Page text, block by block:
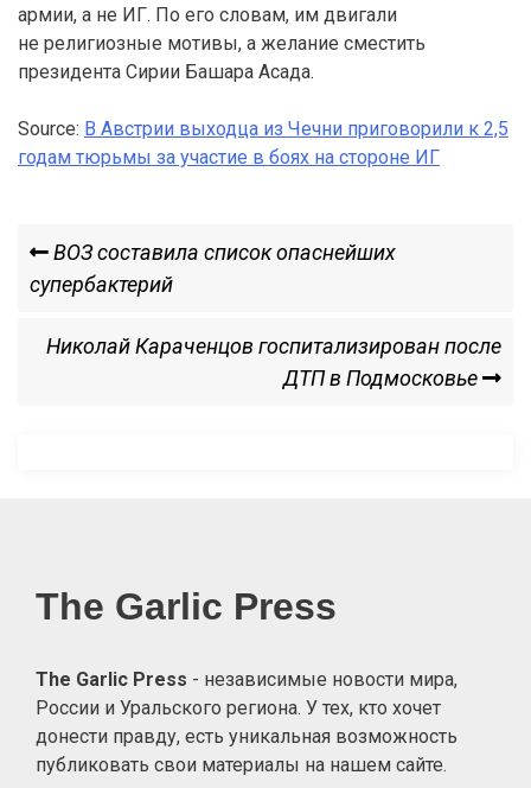
армии, а не ИГ. По его словам, им двигали
не религиозные мотивы, а желание сместить
президента Сирии Башара Асада.
Source: В Австрии выходца из Чечни приговорили к 2,5
годам тюрьмы за участие в боях на стороне ИГ
Навигация
по
записям
Previous
Post
ВОЗ составила список опаснейших
супербактерий
Next
Николай Караченцов госпитализирован после
ДТП в Подмосковье
The Garlic Press
The Garlic Press - независимые новости мира,
России и Уральского региона. У тех, кто хочет
донести правду, есть уникальная возможность
публиковать свои материалы на нашем сайте.